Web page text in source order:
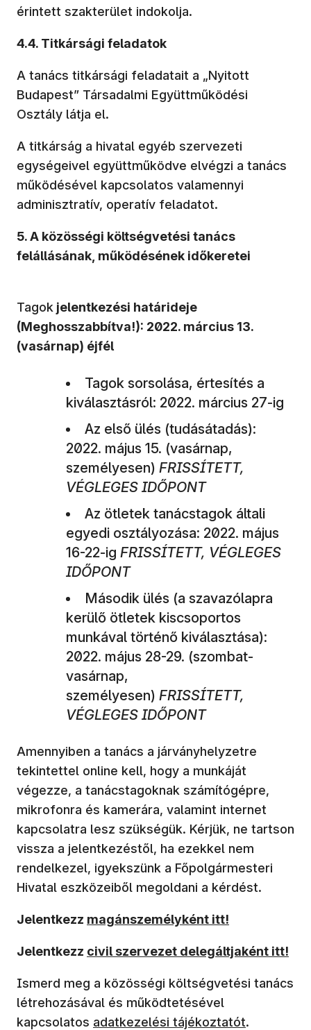
érintett szakterület indokolja.
4.4. Titkársági feladatok
A tanács titkársági feladatait a „Nyitott
Budapest” Társadalmi Együttműködési
Osztály látja el.
A titkárság a hivatal egyéb szervezeti
egységeivel együttműködve elvégzi a tanács
működésével kapcsolatos valamennyi
adminisztratív, operatív feladatot.
5. A közösségi költségvetési tanács
felállásának, működésének időkeretei
Tagok jelentkezési határideje
(Meghosszabbítva!): 2022. március 13.
(vasárnap) éjfél
Tagok sorsolása, értesítés a
kiválasztásról: 2022. március 27-ig
Az első ülés (tudásátadás):
2022. május 15. (vasárnap,
személyesen) FRISSÍTETT,
VÉGLEGES IDŐPONT
Az ötletek tanácstagok általi
egyedi osztályozása: 2022. május
16-22-ig FRISSÍTETT, VÉGLEGES
IDŐPONT
Második ülés (a szavazólapra
kerülő ötletek kiscsoportos
munkával történő kiválasztása):
2022. május 28-29. (szombat-
vasárnap,
személyesen) FRISSÍTETT,
VÉGLEGES IDŐPONT
Amennyiben a tanács a járványhelyzetre
tekintettel online kell, hogy a munkáját
végezze, a tanácstagoknak számítógépre,
mikrofonra és kamerára, valamint internet
kapcsolatra lesz szükségük. Kérjük, ne tartson
vissza a jelentkezéstől, ha ezekkel nem
rendelkezel, igyekszünk a Főpolgármesteri
Hivatal eszközeiből megoldani a kérdést.
Jelentkezz magánszemélyként itt!
Jelentkezz civil szervezet delegáltjaként itt!
Ismerd meg a közösségi költségvetési tanács
létrehozásával és működtetésével
kapcsolatos adatkezelési tájékoztatót.